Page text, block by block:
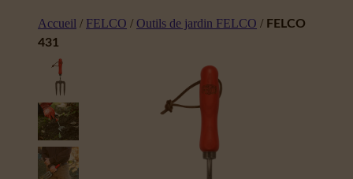
Accueil / FELCO / Outils de jardin FELCO / FELCO
431